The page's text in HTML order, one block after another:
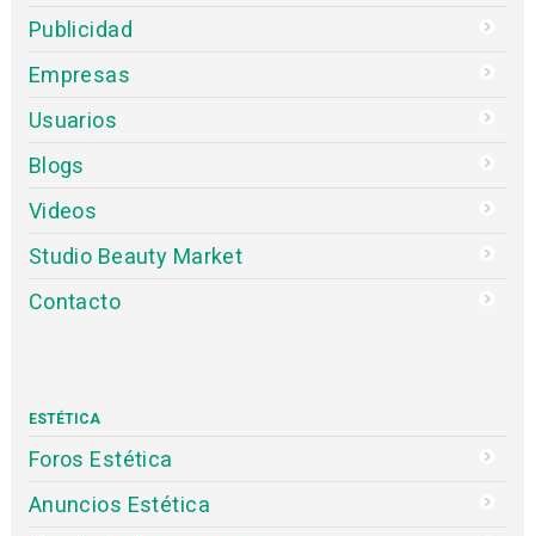
Publicidad
Empresas
Usuarios
Blogs
Videos
Studio Beauty Market
Contacto
ESTÉTICA
Foros Estética
Anuncios Estética